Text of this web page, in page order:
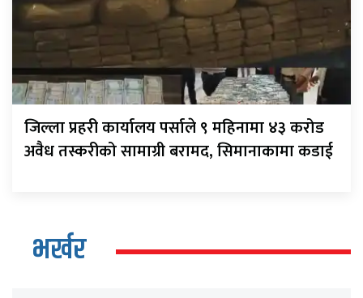
जिल्ला प्रहरी कार्यालय पर्साले ९ महिनामा ४३ करोड
अवैध तस्करीको सामाग्री बरामद, सिमानाकामा कडाई
भर्खर